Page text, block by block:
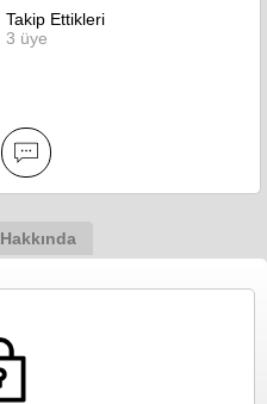
Takip Ettikleri
3 üye
Hakkında